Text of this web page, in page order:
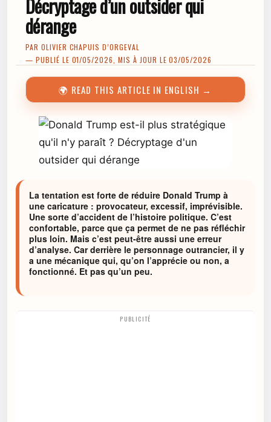
Décryptage d’un outsider qui
dérange
PAR OLIVIER CHAPUIS D’ORGEVAL
— PUBLIÉ LE 01/05/2026, MIS À JOUR LE 03/05/2026
🌍 READ THIS ARTICLE IN ENGLISH →
La tentation est forte de réduire Donald Trump à
une caricature : provocateur, excessif, imprévisible.
Une sorte d’accident de l’histoire politique. C’est
confortable, parce que ça permet de ne pas réfléchir
plus loin. Mais c’est peut-être aussi une erreur
d’analyse. Car derrière le personnage outrancier, il y
a une mécanique qui, qu’on l’apprécie ou non, a
fonctionné. Et pas qu’un peu.
PUBLICITÉ